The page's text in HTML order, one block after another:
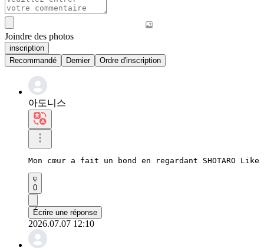
Joindre des photos
inscription
Recommandé
Dernier Ordre d'inscription
아도니스
Mon cœur a fait un bond en regardant SHOTARO
0
Écrire une réponse
2026.07.07 12:10